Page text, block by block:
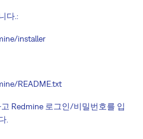
다.:
installer
README.txt
Redmine 로그인/비밀번호를 입
.